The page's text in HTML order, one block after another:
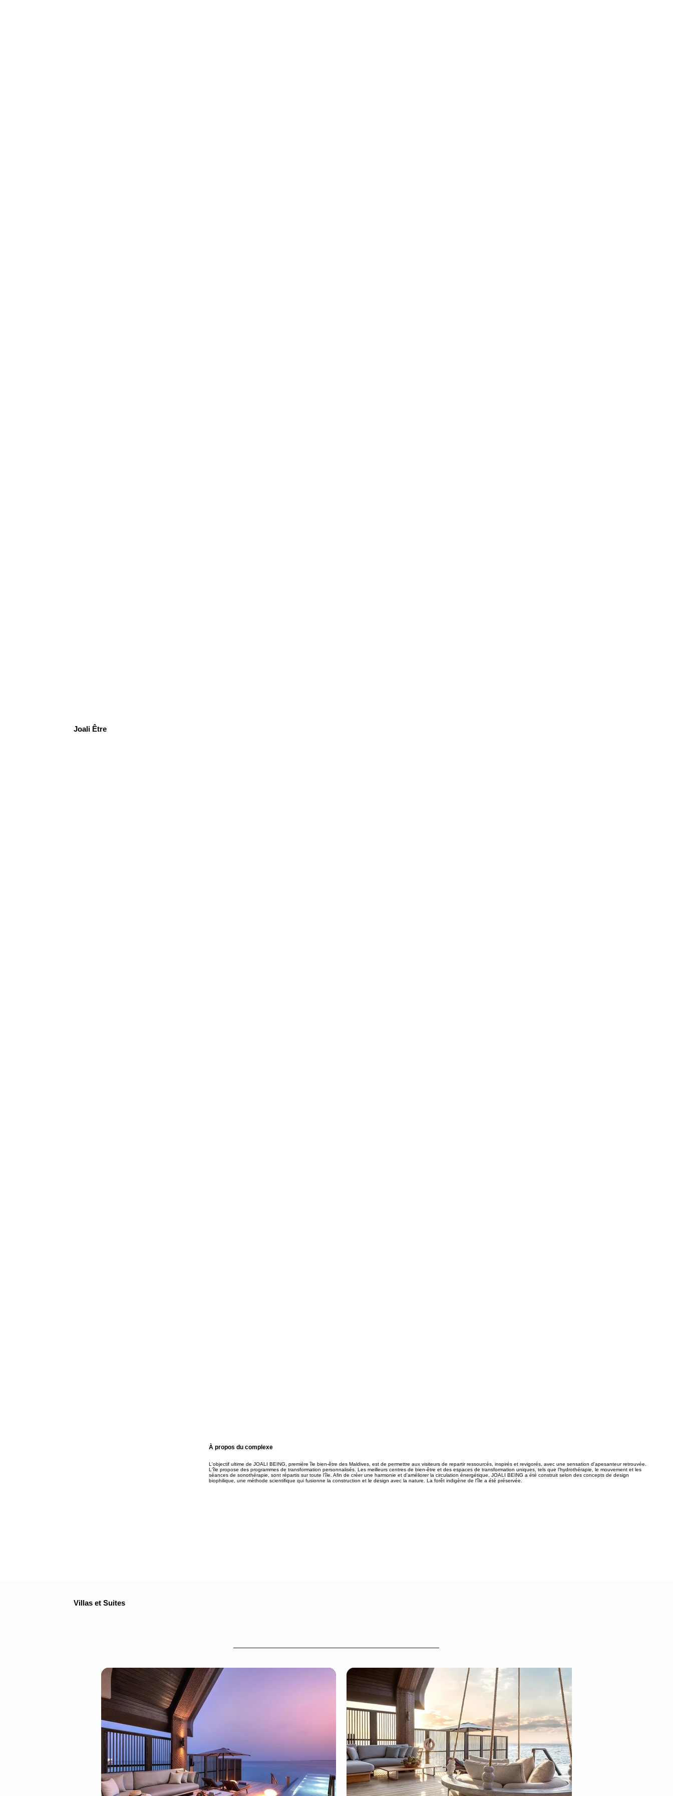
À propos du complexe
L'objectif ultime de JOALI BEING, première île bien-être des Maldives, est de permettre aux visiteurs de repartir ressourcés, inspirés et revigorés, avec une sensation d'apesanteur retrouvée.
L'île propose des programmes de transformation personnalisés. Les meilleurs centres de bien-être et des espaces de transformation uniques, tels que l'hydrothérapie, le mouvement et les
séances de sonothérapie, sont répartis sur toute l'île. Afin de créer une harmonie et d'améliorer la circulation énergétique, JOALI BEING a été construit selon des concepts de design
biophilique, une méthode scientifique qui fusionne la construction et le design avec la nature. La forêt indigène de l'île a été préservée.
Joali Être
Villas et Suites